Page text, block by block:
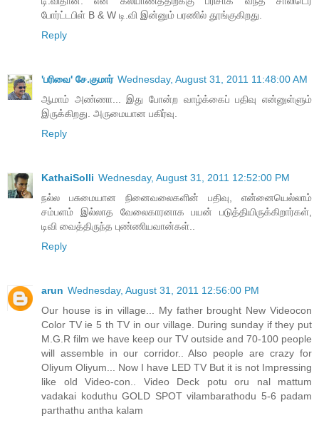
போர்ட்டபிள் B & W டி.வி இன்னும் பரணில் தூங்குகிறது.
Reply
'பரிவை' சே.குமார் Wednesday, August 31, 2011 11:48:00 AM
ஆமாம் அண்ணா... இது போன்ற வாழ்க்கைப் பதிவு என்னுள்ளும்
இருக்கிறது. அருமையான பகிர்வு.
Reply
KathaiSolli Wednesday, August 31, 2011 12:52:00 PM
நல்ல பசுமையான நினைவலைகளின் பதிவு, என்னையெல்லாம்
சம்பளம் இல்லாத வேலைகாரனாக பயன் படுத்தியிருக்கிறார்கள்,
டிவி வைத்திருந்த புண்ணியவான்கள்..
Reply
arun Wednesday, August 31, 2011 12:56:00 PM
Our house is in village... My father brought New Videocon
Color TV ie 5 th TV in our village. During sunday if they put
M.G.R film we have keep our TV outside and 70-100 people
will assemble in our corridor.. Also people are crazy for
Oliyum Oliyum... Now I have LED TV But it is not Impressing
like old Video-con.. Video Deck potu oru nal mattum
vadakai koduthu GOLD SPOT vilambarathodu 5-6 padam
parthathu antha kalam